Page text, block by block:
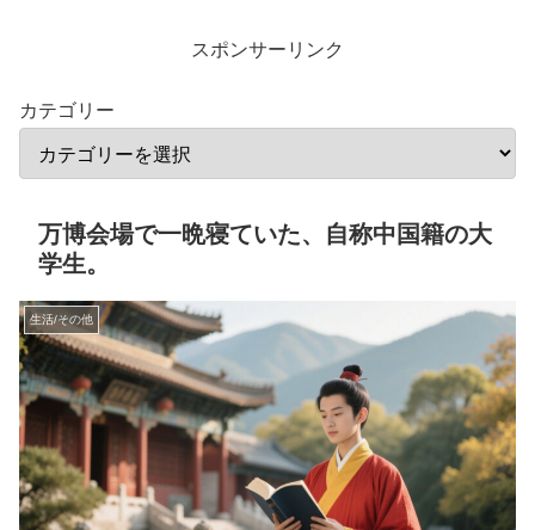
スポンサーリンク
カテゴリー
万博会場で一晩寝ていた、自称中国籍の大
学生。
生活/その他